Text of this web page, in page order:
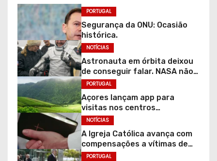
PORTUGAL
Segurança da ONU: Ocasião
histórica.
NOTÍCIAS
Astronauta em órbita deixou
de conseguir falar. NASA não
sabe motivo.
PORTUGAL
Açores lançam app para
visitas nos centros
ambientais e parques
naturais
NOTÍCIAS
A Igreja Católica avança com
compensações a vítimas de
abusos. “Não apaga a dor”
PORTUGAL